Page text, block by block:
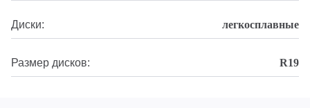
Диски: легкосплавные
Размер дисков: R19